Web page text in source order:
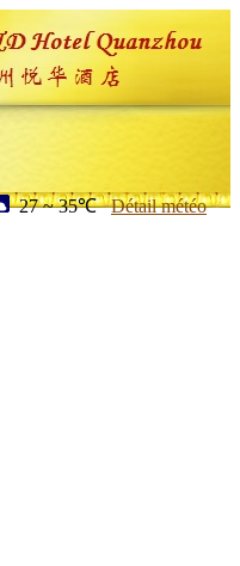
27 ~ 35℃ Détail météo